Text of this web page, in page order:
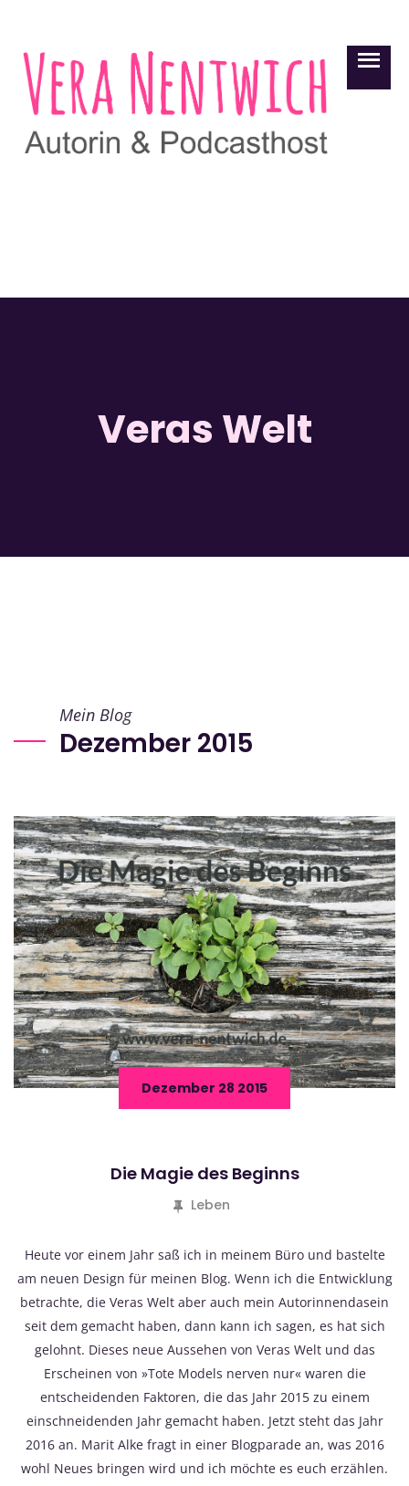
Veras Welt
Mein Blog
Dezember 2015
Dezember 28 2015
Die Magie des Beginns
Leben
Heute vor einem Jahr saß ich in meinem Büro und bastelte
am neuen Design für meinen Blog. Wenn ich die Entwicklung
betrachte, die Veras Welt aber auch mein Autorinnendasein
seit dem gemacht haben, dann kann ich sagen, es hat sich
gelohnt. Dieses neue Aussehen von Veras Welt und das
Erscheinen von »Tote Models nerven nur« waren die
entscheidenden Faktoren, die das Jahr 2015 zu einem
einschneidenden Jahr gemacht haben. Jetzt steht das Jahr
2016 an. Marit Alke fragt in einer Blogparade an, was 2016
wohl Neues bringen wird und ich möchte es euch erzählen.